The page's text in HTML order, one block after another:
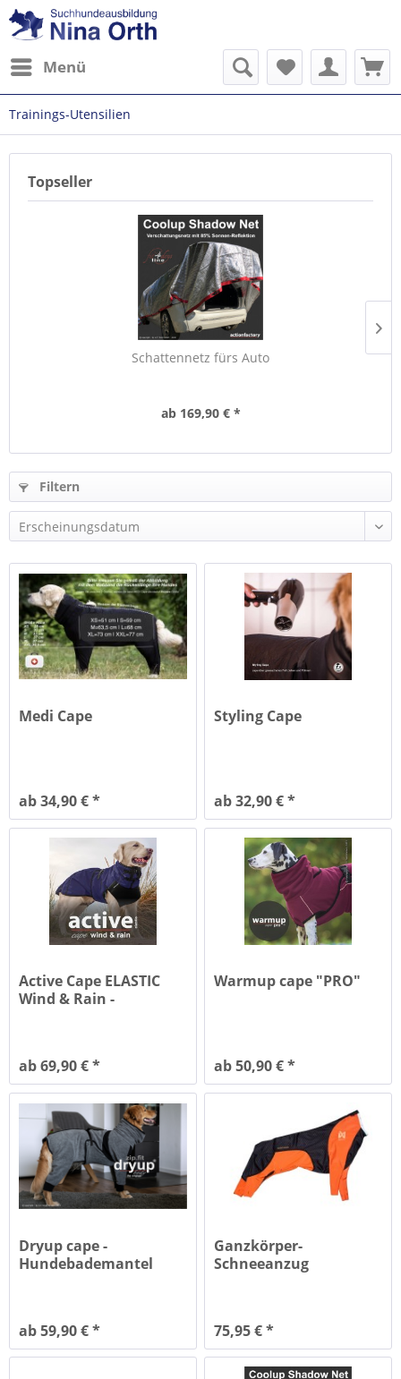
Menü
Trainings-Utensilien
Topseller
Schattennetz fürs Auto
ab 169,90 € *
Filtern
Medi Cape
ab 34,90 € *
Styling Cape
ab 32,90 € *
Active Cape ELASTIC
Wind & Rain -
ab 69,90 € *
Warmup cape "PRO"
ab 50,90 € *
Dryup cape -
Hundebademantel
ab 59,90 € *
Ganzkörper-
Schneeanzug
75,95 € *